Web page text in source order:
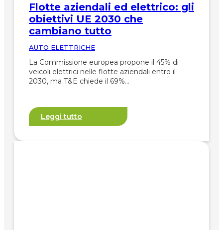
Flotte aziendali ed elettrico: gli
obiettivi UE 2030 che
cambiano tutto
AUTO ELETTRICHE
La Commissione europea propone il 45% di
veicoli elettrici nelle flotte aziendali entro il
2030, ma T&E chiede il 69%…
Leggi tutto